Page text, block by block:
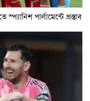
পার্লামেন্টে প্রস্তাব